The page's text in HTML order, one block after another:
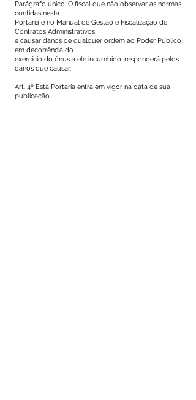
Parágrafo único. O fiscal que não observar as normas
contidas nesta
Portaria e no Manual de Gestão e Fiscalização de
Contratos Administrativos
e causar danos de qualquer ordem ao Poder Público
em decorrência do
exercício do ônus a ele incumbido, responderá pelos
danos que causar.
Art. 4º Esta Portaria entra em vigor na data de sua
publicação.